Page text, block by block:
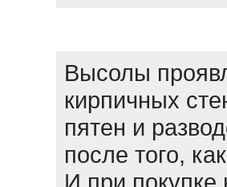
Высолы
кирпичных
пятен и
после того,